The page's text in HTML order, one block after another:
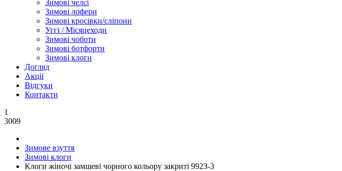
Зимові челсі
Зимові лофери
Зимові кросівки/сліпони
Уггі / Місяцеходи
Зимові чоботи
Зимові ботфорти
Зимові клоги
Догляд
Акції
Відгуки
Контакти
1
3009
Зимове взуття
Зимові клоги
Клоги жіночі замшеві чорного кольору закриті 9923-3